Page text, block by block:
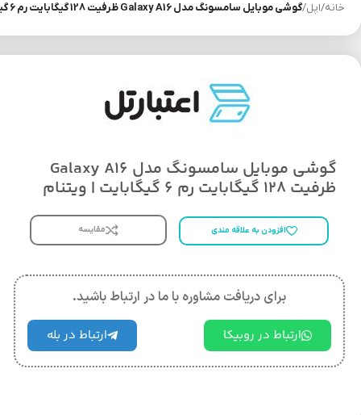
خانه/اپل/گوشی موبایل سامسونگ مدل Galaxy A16 ظرفیت 128 گیگابایت رم 6 گیگابایت | ویتنام
گوشی موبایل سامسونگ مدل Galaxy A16
ظرفیت 128 گیگابایت رم 6 گیگابایت | ویتنام
افزودن به علاقه مندی مقایسه
برای دریافت مشاوره با ما در ارتباط باشید.
ارتباط در روبیکا ارتباط در بله